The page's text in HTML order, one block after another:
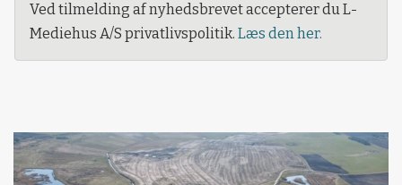
Ved tilmelding af nyhedsbrevet accepterer du L-
Mediehus A/S privatlivspolitik. Læs den her.